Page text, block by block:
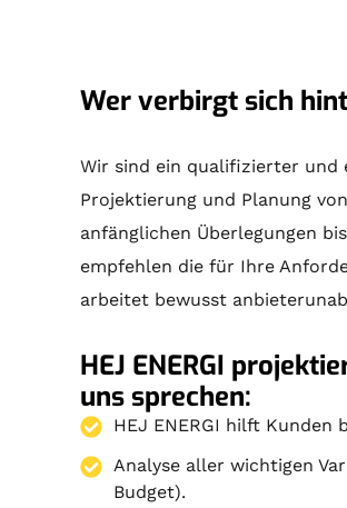
Wer verbirgt sich
Wir sind ein qualifizierter und
Projektierung und Planung
anfänglichen Überlegungen
empfehlen die für Ihre
arbeitet bewusst
HEJ ENERGI
uns sprechen:
HEJ ENERGI hilft Kunden
Analyse aller wichtigen
Budget).